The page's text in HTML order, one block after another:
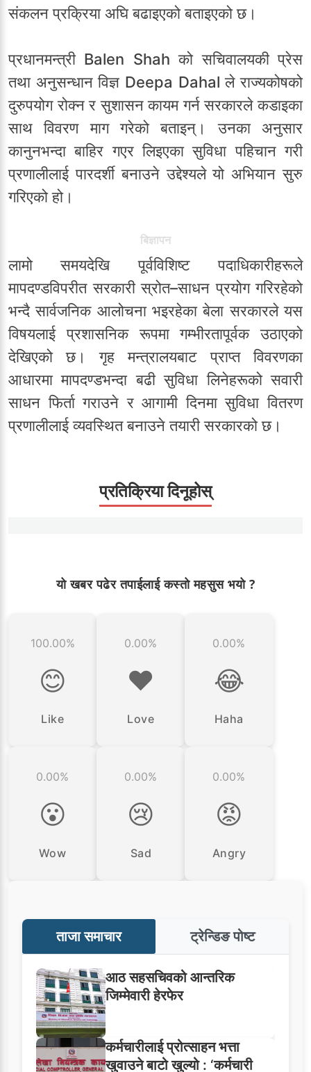
संकलन प्रक्रिया अघि बढाइएको बताइएको छ।
प्रधानमन्त्री Balen Shah को सचिवालयकी प्रेस
तथा अनुसन्धान विज्ञ Deepa Dahal ले राज्यकोषको
दुरुपयोग रोक्न र सुशासन कायम गर्न सरकारले कडाइका
साथ विवरण माग गरेको बताइन्। उनका अनुसार
कानुनभन्दा बाहिर गएर लिइएका सुविधा पहिचान गरी
प्रणालीलाई पारदर्शी बनाउने उद्देश्यले यो अभियान सुरु
गरिएको हो।
बिज्ञापन
लामो समयदेखि पूर्वविशिष्ट पदाधिकारीहरूले
मापदण्डविपरीत सरकारी स्रोत–साधन प्रयोग गरिरहेको
भन्दै सार्वजनिक आलोचना भइरहेका बेला सरकारले यस
विषयलाई प्रशासनिक रूपमा गम्भीरतापूर्वक उठाएको
देखिएको छ। गृह मन्त्रालयबाट प्राप्त विवरणका
आधारमा मापदण्डभन्दा बढी सुविधा लिनेहरूको सवारी
साधन फिर्ता गराउने र आगामी दिनमा सुविधा वितरण
प्रणालीलाई व्यवस्थित बनाउने तयारी सरकारको छ।
प्रतिक्रिया दिनूहोस्
यो खबर पढेर तपाईलाई कस्तो महसुस भयो ?
100.00%
😊
Like
0.00%
❤️
Love
0.00%
😂
Haha
0.00%
😮
Wow
0.00%
😢
Sad
0.00%
😡
Angry
ताजा समाचार ट्रेन्डिङ पोष्ट
आठ सहसचिवको आन्तरिक
जिम्मेवारी हेरफेर
कर्मचारीलाई प्रोत्साहन भत्ता
खुवाउने बाटो खुल्यो : ‘कर्मचारी